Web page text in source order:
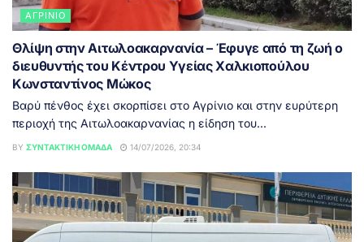
ΑΓΡΊΝΙΟ
Θλίψη στην Αιτωλοακαρνανία – Έφυγε από τη ζωή ο
διευθυντής του Κέντρου Υγείας Χαλκιοπούλου
Κωνσταντίνος Μώκος
Βαρύ πένθος έχει σκορπίσει στο Αγρίνιο και στην ευρύτερη
περιοχή της Αιτωλοακαρνανίας η είδηση του...
BY ΣΥΝΤΑΚΤΙΚΉ ΟΜΆΔΑ 14/07/2026, 20:34